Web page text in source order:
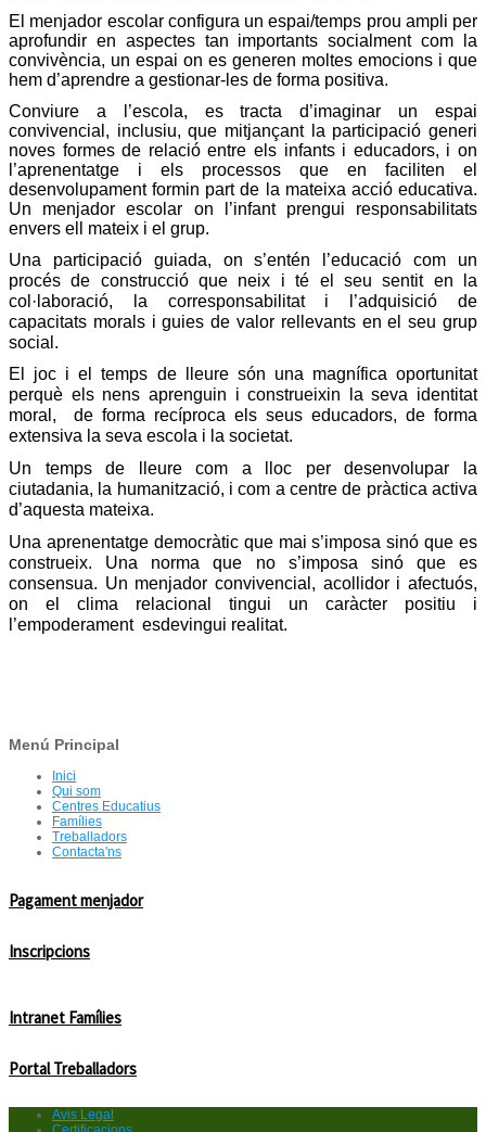
El menjador escolar configura un espai/temps prou ampli per
aprofundir en aspectes tan importants socialment com la
convivència, un espai on es generen moltes emocions i que
hem d’aprendre a gestionar-les de forma positiva.
Conviure a l’escola, es tracta d’imaginar un espai
convivencial, inclusiu, que mitjançant la participació generi
noves formes de relació entre els infants i educadors, i on
l’aprenentatge i els processos que en faciliten el
desenvolupament formin part de la mateixa acció educativa.
Un menjador escolar on l’infant prengui responsabilitats
envers ell mateix i el grup.
Una participació guiada, on s’entén l’educació com un
procés de construcció que neix i té el seu sentit en la
col·laboració, la corresponsabilitat i l’adquisició de
capacitats morals i guies de valor rellevants en el seu grup
social.
El joc i el temps de lleure són una magnífica oportunitat
perquè els nens aprenguin i construeixin la seva identitat
moral,
de forma recíproca els seus educadors, de forma
extensiva la seva escola i la societat.
Un temps de lleure com a lloc per desenvolupar la
ciutadania, la humanització, i com a centre de pràctica activa
d’aquesta mateixa.
Una aprenentatge democràtic que mai s’imposa sinó que es
construeix. Una norma que no s’imposa sinó que es
consensua. Un menjador convivencial, acollidor i afectuós,
on el clima relacional tingui un caràcter positiu i
l’empoderament esdevingui realitat.
Menú Principal
Inici
Qui som
Centres Educatius
Famílies
Treballadors
Contacta'ns
Pagament menjador
Inscripcions
Intranet Famílies
Portal Treballadors
Avis Legal